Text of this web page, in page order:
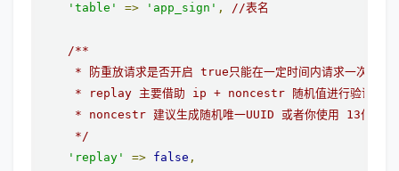
'table'
=> 'app_sign' , //表名
/**
     * 防重放请求是否开启 true只能在一定时间内请求一次
* replay 主要借助 ip + noncestr 随机值进行验证, 一
* noncestr 建议生成随机唯一UUID 或者你使用 13位时
     */
'replay'
=> false ,